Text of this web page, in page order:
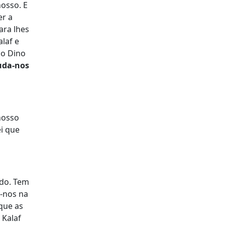
E
a
lhes
e
Dino
nos
que
Tem
na
as